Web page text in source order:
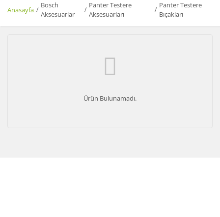
Anasayfa
Bosch
Aksesuarlar
Panter Testere
Aksesuarları
Panter Testere
Bıçakları
Ürün Bulunamadı.